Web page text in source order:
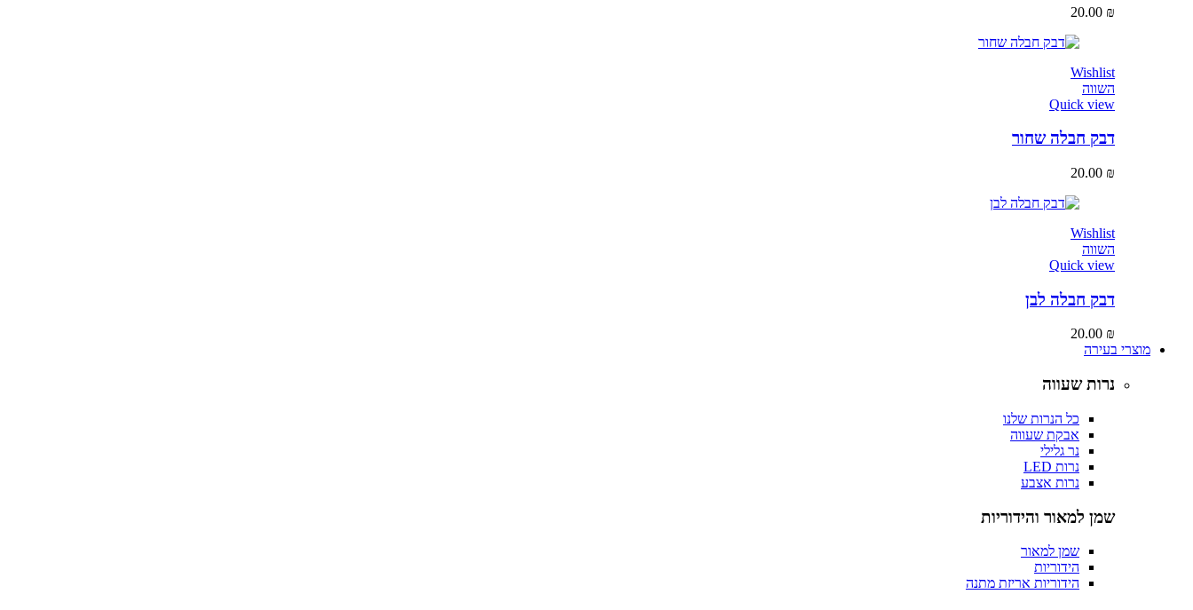
20.00 ₪
Wishlist
השווה
Quick view
דבק חבלה שחור
20.00 ₪
Wishlist
השווה
Quick view
דבק חבלה לבן
20.00 ₪
מוצרי בעירה
נרות שעווה
כל הנרות שלנו
אבקת שעווה
נר גלילי
נרות LED
נרות אצבע
שמן למאור והידוריות
שמן למאור
הידוריות
הידוריות אריזת מתנה